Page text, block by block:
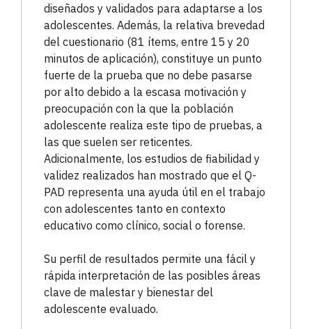
diseñados y validados para adaptarse a los
adolescentes. Además, la relativa brevedad
del cuestionario (81 ítems, entre 15 y 20
minutos de aplicación), constituye un punto
fuerte de la prueba que no debe pasarse
por alto debido a la escasa motivación y
preocupación con la que la población
adolescente realiza este tipo de pruebas, a
las que suelen ser reticentes.
Adicionalmente, los estudios de fiabilidad y
validez realizados han mostrado que el Q-
PAD representa una ayuda útil en el trabajo
con adolescentes tanto en contexto
educativo como clínico, social o forense.
Su perfil de resultados permite una fácil y
rápida interpretación de las posibles áreas
clave de malestar y bienestar del
adolescente evaluado.